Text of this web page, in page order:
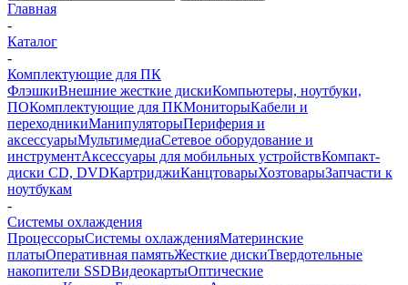
Главная
-
Каталог
-
Комплектующие для ПК
ФлэшкиВнешние жесткие дискиКомпьютеры, ноутбуки,
ПОКомплектующие для ПКМониторыКабели и
переходникиМанипуляторыПериферия и
аксессуарыМультимедиаСетевое оборудование и
инструментАксессуары для мобильных устройствКомпакт-
диски CD, DVDКартриджиКанцтоварыХозтоварыЗапчасти к
ноутбукам
-
Системы охлаждения
ПроцессорыСистемы охлажденияМатеринские
платыОперативная памятьЖесткие дискиТвердотельные
накопители SSDВидеокартыОптические